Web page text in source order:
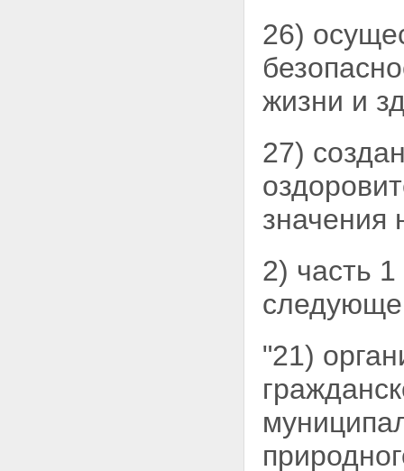
26)
жизни и
27)
значения
2) часть 1
"21)